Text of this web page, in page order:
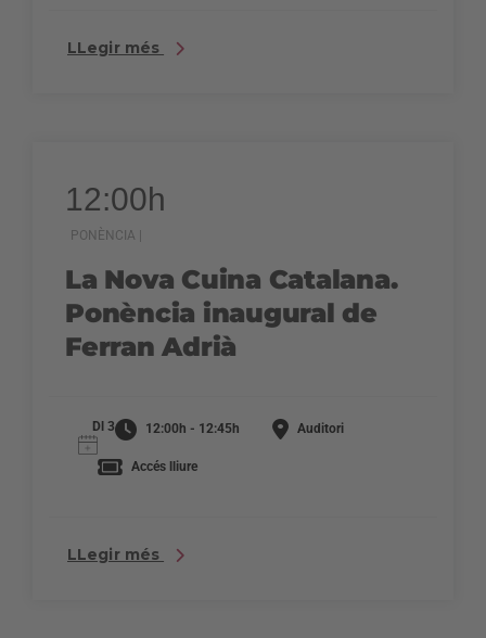
LLegir més
12:00h
PONÈNCIA |
La Nova Cuina Catalana.
Ponència inaugural de
Ferran Adrià
Dl 3 12:00h - 12:45h Auditori
Accés lliure
LLegir més